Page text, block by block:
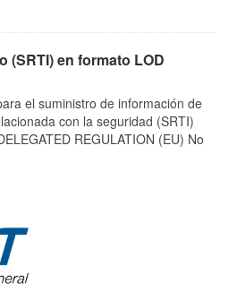
(SRTI) en formato LOD
el suministro de información de
con la seguridad (SRTI)
REGULATION (EU) No